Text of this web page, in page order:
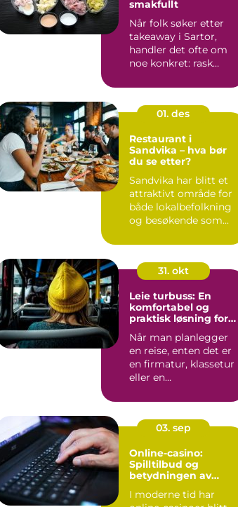
smakfullt
Når folk søker etter
takeaway i Sartor,
handler det ofte om
noe konkret: rask
01. des
Restaurant i
Sandvika – hva bør
du se etter?
Sandvika har blitt et
attraktivt område for
både lokalbefolkning
og besøkende som...
31. okt
Leie turbuss: En
komfortabel og
praktisk løsning for
Når man planlegger
en reise, enten det er
en firmatur, klassetur
eller en
med...
03. sep
Online-casino:
Spilltilbud og
betydningen av
I moderne tid har